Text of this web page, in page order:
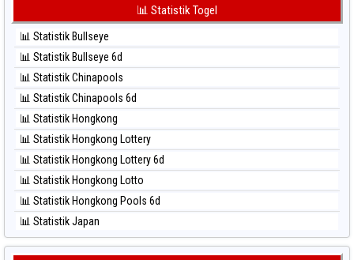
⚽ Bola Merah Taiwan
⚽ Bola Hitam Kuda Lari
⚽ Bola Hitam Magnum Cambodia
⚽ Bola Hitam Nagoya
⚽ Bola Hitam North Carolina Day
⚽ Bola Hitam Pcso
⚽ Bola Hitam Sao Paulo
⚽ Bola Hitam Singapore
⚽ Bola Hitam Sydney
⚽ Bola Hitam Sydney Lottery
⚽ Bola Hitam Sydney Lottery 6d
⚽ Bola Hitam Sydney Lotto
📊 Statistik Togel
📊 Statistik Bullseye
📊 Statistik Bullseye 6d
📊 Statistik Chinapools
📊 Statistik Chinapools 6d
📊 Statistik Hongkong
📊 Statistik Hongkong Lottery
📊 Statistik Hongkong Lottery 6d
📊 Statistik Hongkong Lotto
📊 Statistik Hongkong Pools 6d
📊 Statistik Japan
📊 Statistik Japan 6d